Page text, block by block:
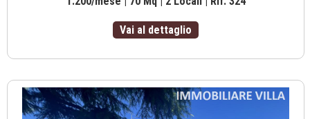
Vai al dettaglio